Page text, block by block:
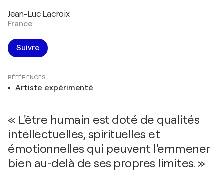
Jean-Luc Lacroix
France
Suivre
RÉFÉRENCES
Artiste expérimenté
« L'être humain est doté de qualités
intellectuelles, spirituelles et
émotionnelles qui peuvent l'emmener
bien au-delà de ses propres limites. »